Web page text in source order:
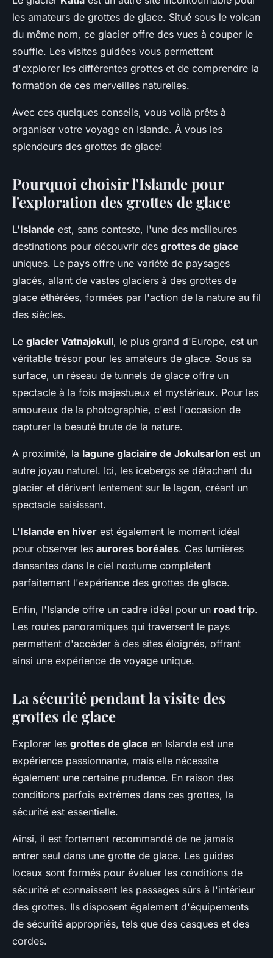
les amateurs de grottes de glace. Situé sous le volcan
du même nom, ce glacier offre des vues à couper le
souffle. Les visites guidées vous permettent
d'explorer les différentes grottes et de comprendre la
formation de ces merveilles naturelles.
Avec ces quelques conseils, vous voilà prêts à
organiser votre voyage en Islande. À vous les
splendeurs des grottes de glace!
Pourquoi choisir l'Islande pour
l'exploration des grottes de glace
L'Islande est, sans conteste, l'une des meilleures
destinations pour découvrir des grottes de glace
uniques. Le pays offre une variété de paysages
glacés, allant de vastes glaciers à des grottes de
glace éthérées, formées par l'action de la nature au fil
des siècles.
Le glacier Vatnajokull, le plus grand d'Europe, est un
véritable trésor pour les amateurs de glace. Sous sa
surface, un réseau de tunnels de glace offre un
spectacle à la fois majestueux et mystérieux. Pour les
amoureux de la photographie, c'est l'occasion de
capturer la beauté brute de la nature.
A proximité, la lagune glaciaire de Jokulsarlon est un
autre joyau naturel. Ici, les icebergs se détachent du
glacier et dérivent lentement sur le lagon, créant un
spectacle saisissant.
L'Islande en hiver est également le moment idéal
pour observer les aurores boréales. Ces lumières
dansantes dans le ciel nocturne complètent
parfaitement l'expérience des grottes de glace.
Enfin, l'Islande offre un cadre idéal pour un road trip.
Les routes panoramiques qui traversent le pays
permettent d'accéder à des sites éloignés, offrant
ainsi une expérience de voyage unique.
La sécurité pendant la visite des
grottes de glace
Explorer les grottes de glace en Islande est une
expérience passionnante, mais elle nécessite
également une certaine prudence. En raison des
conditions parfois extrêmes dans ces grottes, la
sécurité est essentielle.
Ainsi, il est fortement recommandé de ne jamais
entrer seul dans une grotte de glace. Les guides
locaux sont formés pour évaluer les conditions de
sécurité et connaissent les passages sûrs à l'intérieur
des grottes. Ils disposent également d'équipements
de sécurité appropriés, tels que des casques et des
cordes.